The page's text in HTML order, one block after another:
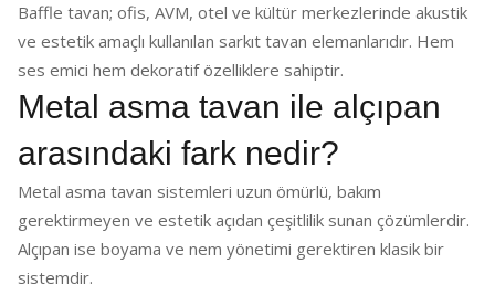
Baffle tavan; ofis, AVM, otel ve kültür merkezlerinde akustik
ve estetik amaçlı kullanılan sarkıt tavan elemanlarıdır. Hem
ses emici hem dekoratif özelliklere sahiptir.
Metal asma tavan ile alçıpan
arasındaki fark nedir?
Metal asma tavan sistemleri uzun ömürlü, bakım
gerektirmeyen ve estetik açıdan çeşitlilik sunan çözümlerdir.
Alçıpan ise boyama ve nem yönetimi gerektiren klasik bir
sistemdir.